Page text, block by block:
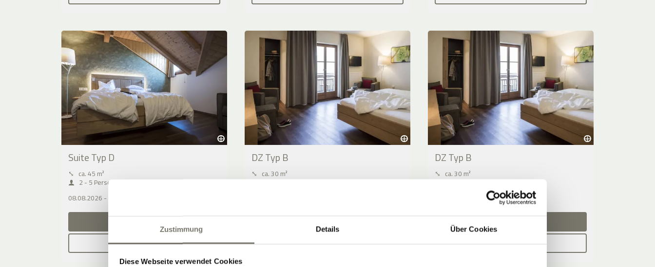
Zustimmung Details Über Cookies
Diese Webseite verwendet Cookies
Suite Typ D
⤡ ca. 45 m²
2 - 5 Personen
08.08.2026 - 09.08.2026 (1 Nacht)
BUCHEN
DZ Typ B
⤡ ca. 30 m²
DZ Typ B
⤡ ca. 30 m²
13.08.2026 - 14.08.2026 (1 Nacht)